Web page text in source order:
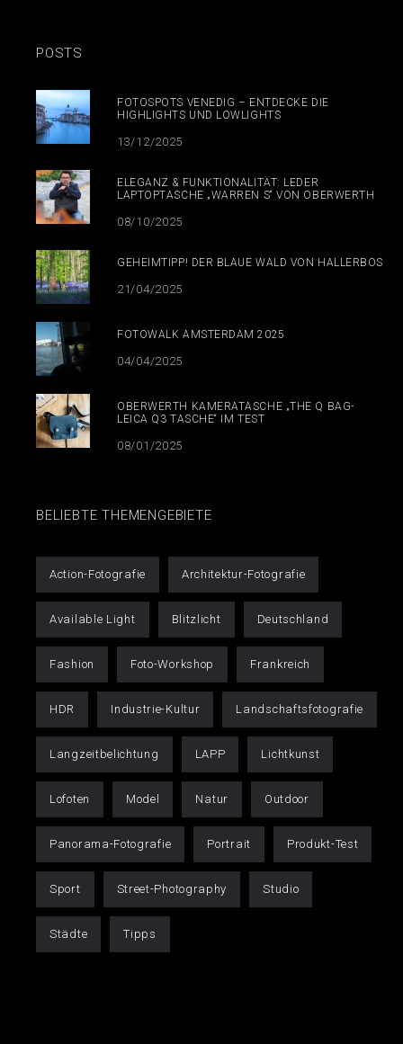
POSTS
FOTOSPOTS VENEDIG – ENTDECKE DIE
HIGHLIGHTS UND LOWLIGHTS
13/12/2025
ELEGANZ & FUNKTIONALITÄT: LEDER
LAPTOPTASCHE „WARREN S“ VON OBERWERTH
08/10/2025
GEHEIMTIPP! DER BLAUE WALD VON HALLERBOS
21/04/2025
FOTOWALK AMSTERDAM 2025
04/04/2025
OBERWERTH KAMERATASCHE „THE Q BAG-
LEICA Q3 TASCHE“ IM TEST
08/01/2025
BELIEBTE THEMENGEBIETE
Action-Fotografie Architektur-Fotografie
Available Light Blitzlicht Deutschland
Fashion Foto-Workshop Frankreich
HDR Industrie-Kultur Landschaftsfotografie
Langzeitbelichtung LAPP Lichtkunst
Lofoten Model Natur Outdoor
Panorama-Fotografie Portrait Produkt-Test
Sport Street-Photography Studio
Städte Tipps